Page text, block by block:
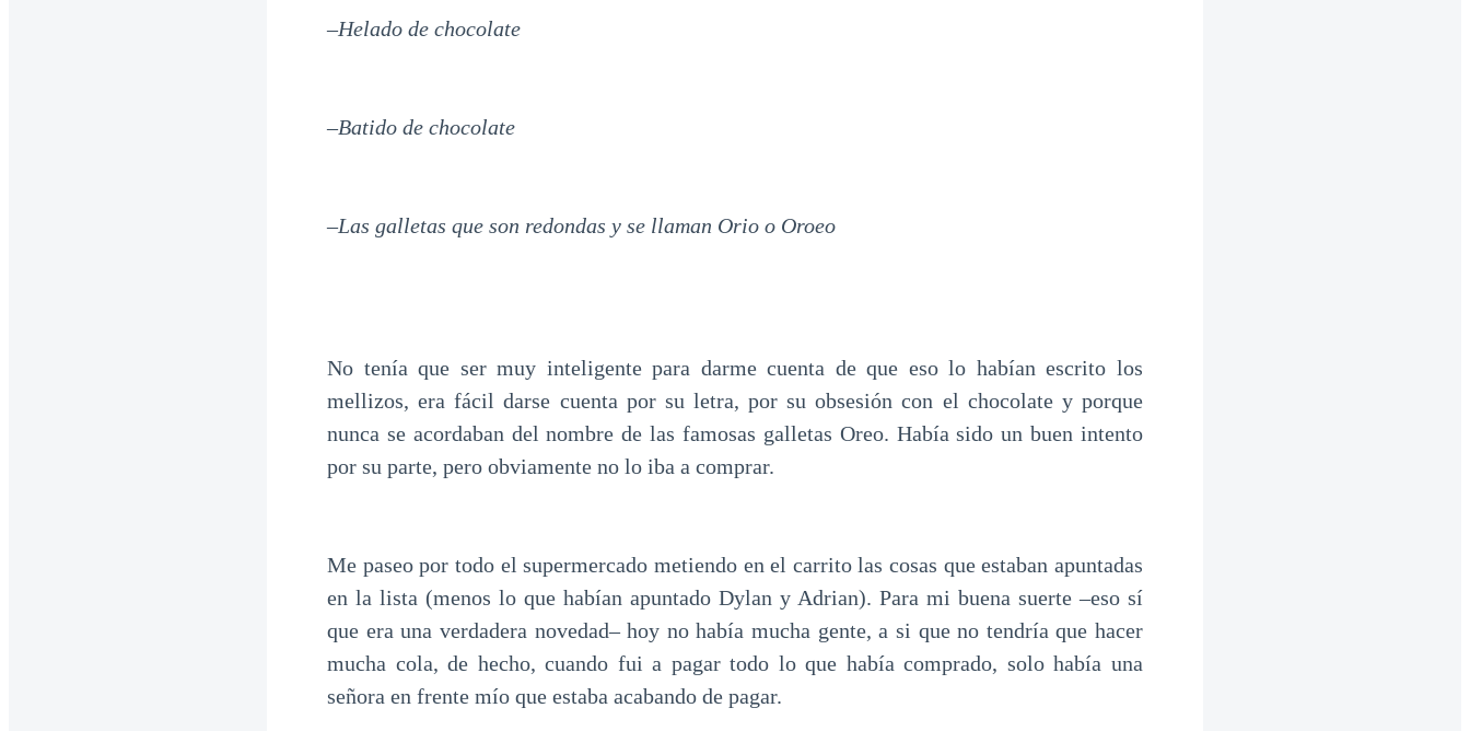
–Helado de chocolate
–Batido de chocolate
–Las galletas que son redondas y se llaman Orio o Oroeo
No tenía que ser muy inteligente para darme cuenta de que eso lo habían escrito los
mellizos, era fácil darse cuenta por su letra, por su obsesión con el chocolate y porque
nunca se acordaban del nombre de las famosas galletas Oreo. Había sido un buen intento
por su parte, pero obviamente no lo iba a comprar.
Me paseo por todo el supermercado metiendo en el carrito las cosas que estaban apuntadas
en la lista (menos lo que habían apuntado Dylan y Adrian). Para mi buena suerte –eso sí
que era una verdadera novedad– hoy no había mucha gente, a si que no tendría que hacer
mucha cola, de hecho, cuando fui a pagar todo lo que había comprado, solo había una
señora en frente mío que estaba acabando de pagar.